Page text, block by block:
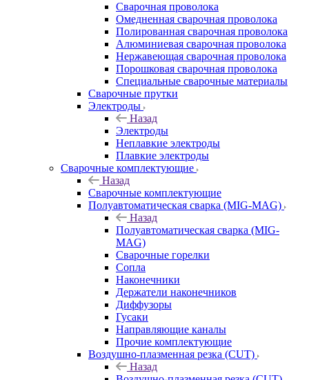
Сварочная проволока
Омедненная сварочная проволока
Полированная сварочная проволока
Алюминиевая сварочная проволока
Нержавеющая сварочная проволока
Порошковая сварочная проволока
Специальные сварочные материалы
Сварочные прутки
Электроды
Назад
Электроды
Неплавкие электроды
Плавкие электроды
Сварочные комплектующие
Назад
Сварочные комплектующие
Полуавтоматическая сварка (MIG-MAG)
Назад
Полуавтоматическая сварка (MIG-
MAG)
Сварочные горелки
Сопла
Наконечники
Держатели наконечников
Диффузоры
Гусаки
Направляющие каналы
Прочие комплектующие
Воздушно-плазменная резка (CUT)
Назад